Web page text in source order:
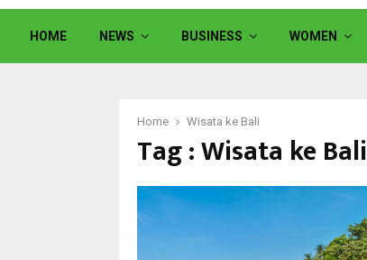
HOME NEWS BUSINESS WOMEN
Home Wisata ke Bali
Tag : Wisata ke Bali